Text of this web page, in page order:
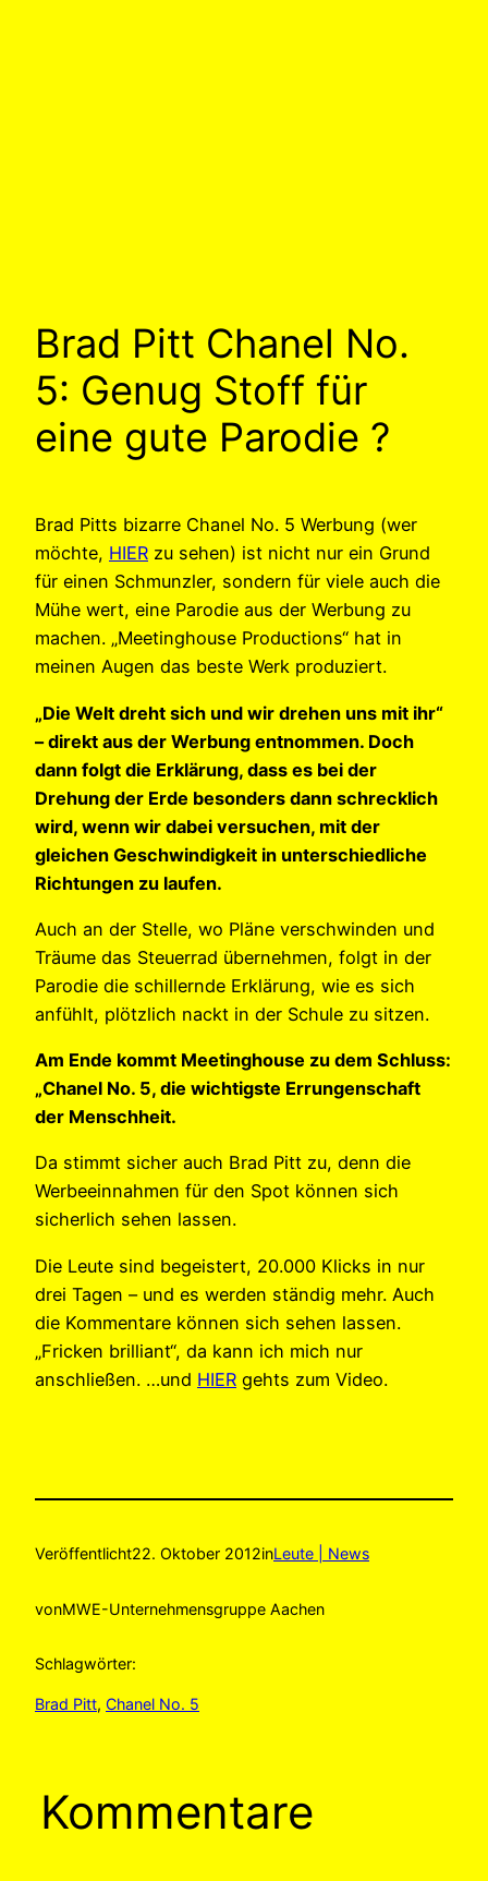
Brad Pitt Chanel No.
5: Genug Stoff für
eine gute Parodie ?
Brad Pitts bizarre Chanel No. 5 Werbung (wer
möchte, HIER zu sehen) ist nicht nur ein Grund
für einen Schmunzler, sondern für viele auch die
Mühe wert, eine Parodie aus der Werbung zu
machen. „Meetinghouse Productions“ hat in
meinen Augen das beste Werk produziert.
„Die Welt dreht sich und wir drehen uns mit ihr“
– direkt aus der Werbung entnommen. Doch
dann folgt die Erklärung, dass es bei der
Drehung der Erde besonders dann schrecklich
wird, wenn wir dabei versuchen, mit der
gleichen Geschwindigkeit in unterschiedliche
Richtungen zu laufen.
Auch an der Stelle, wo Pläne verschwinden und
Träume das Steuerrad übernehmen, folgt in der
Parodie die schillernde Erklärung, wie es sich
anfühlt, plötzlich nackt in der Schule zu sitzen.
Am Ende kommt Meetinghouse zu dem Schluss:
„Chanel No. 5, die wichtigste Errungenschaft
der Menschheit.
Da stimmt sicher auch Brad Pitt zu, denn die
Werbeeinnahmen für den Spot können sich
sicherlich sehen lassen.
Die Leute sind begeistert, 20.000 Klicks in nur
drei Tagen – und es werden ständig mehr. Auch
die Kommentare können sich sehen lassen.
„Fricken brilliant“, da kann ich mich nur
anschließen. …und HIER gehts zum Video.
Veröffentlicht22. Oktober 2012inLeute | News
vonMWE-Unternehmensgruppe Aachen
Schlagwörter:
Brad Pitt, Chanel No. 5
Kommentare